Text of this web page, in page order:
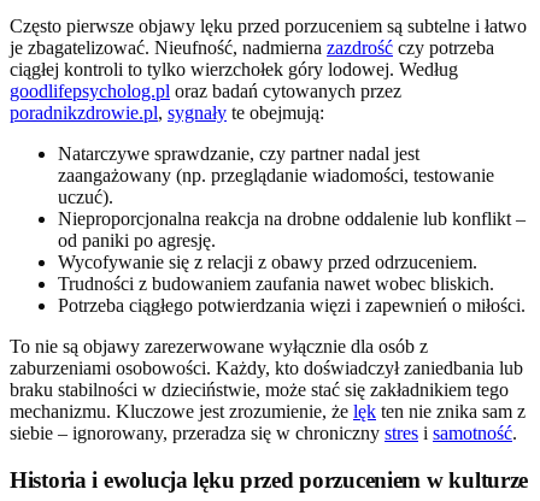
Często pierwsze objawy lęku przed porzuceniem są subtelne i łatwo
je zbagatelizować. Nieufność, nadmierna zazdrość czy potrzeba
ciągłej kontroli to tylko wierzchołek góry lodowej. Według
goodlifepsycholog.pl oraz badań cytowanych przez
poradnikzdrowie.pl, sygnały te obejmują:
Natarczywe sprawdzanie, czy partner nadal jest
zaangażowany (np. przeglądanie wiadomości, testowanie
uczuć).
Nieproporcjonalna reakcja na drobne oddalenie lub konflikt –
od paniki po agresję.
Wycofywanie się z relacji z obawy przed odrzuceniem.
Trudności z budowaniem zaufania nawet wobec bliskich.
Potrzeba ciągłego potwierdzania więzi i zapewnień o miłości.
To nie są objawy zarezerwowane wyłącznie dla osób z
zaburzeniami osobowości. Każdy, kto doświadczył zaniedbania lub
braku stabilności w dzieciństwie, może stać się zakładnikiem tego
mechanizmu. Kluczowe jest zrozumienie, że lęk ten nie znika sam z
siebie – ignorowany, przeradza się w chroniczny stres i samotność.
Historia i ewolucja lęku przed porzuceniem w kulturze